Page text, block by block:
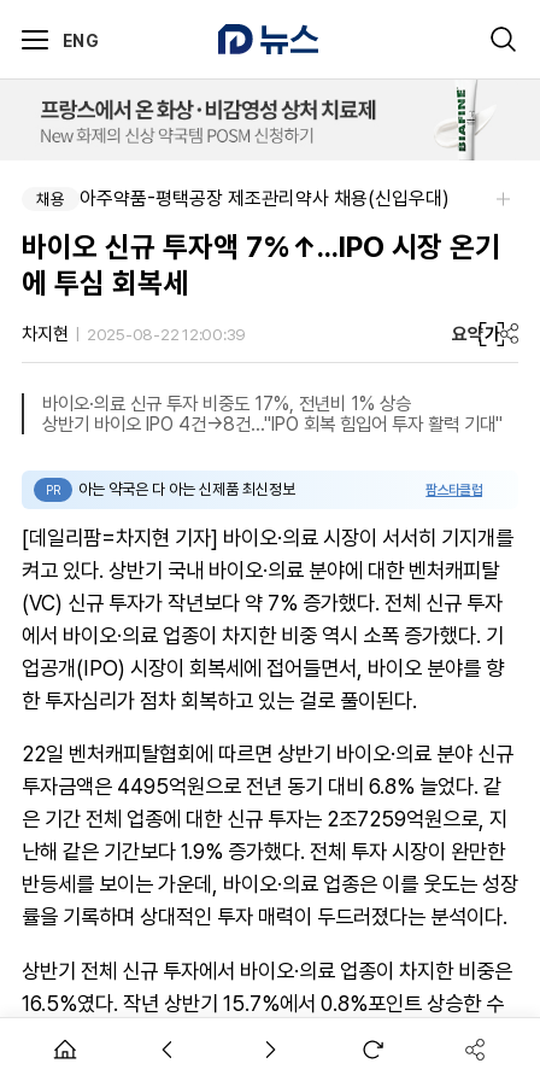
ENG
채용 아주약품-평택공장 제조관리약사 채용(신입우대)
바이오 신규 투자액 7%↑...IPO 시장 온기
에 투심 회복세
차지현 2025-08-22 12:00:39 요약가
바이오·의료 신규 투자 비중도 17%, 전년비 1% 상승
상반기 바이오 IPO 4건→8건…"IPO 회복 힘입어 투자 활력 기대"
PR 아는 약국은 다 아는 신제품 최신정보 팜스타클럽
[데일리팜=차지현 기자] 바이오·의료 시장이 서서히 기지개를
켜고 있다. 상반기 국내 바이오·의료 분야에 대한 벤처캐피탈
(VC) 신규 투자가 작년보다 약 7% 증가했다. 전체 신규 투자
에서 바이오·의료 업종이 차지한 비중 역시 소폭 증가했다. 기
업공개(IPO) 시장이 회복세에 접어들면서, 바이오 분야를 향
한 투자심리가 점차 회복하고 있는 걸로 풀이된다.
22일 벤처캐피탈협회에 따르면 상반기 바이오·의료 분야 신규
투자금액은 4495억원으로 전년 동기 대비 6.8% 늘었다. 같
은 기간 전체 업종에 대한 신규 투자는 2조7259억원으로, 지
난해 같은 기간보다 1.9% 증가했다. 전체 투자 시장이 완만한
반등세를 보이는 가운데, 바이오·의료 업종은 이를 웃도는 성장
률을 기록하며 상대적인 투자 매력이 두드러졌다는 분석이다.
상반기 전체 신규 투자에서 바이오·의료 업종이 차지한 비중은
16.5%였다. 작년 상반기 15.7%에서 0.8%포인트 상승한 수
치로, 업종 전반의 투자 위축 속에서도 바이오·의료 분야에 대
한 선별적 관심이 유지되고 있다는 평가다.